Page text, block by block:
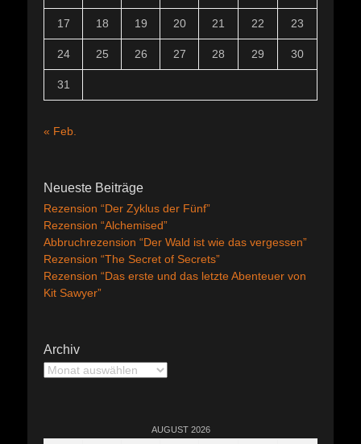
17 18 19 20 21 22 23
24 25 26 27 28 29 30
31
« Feb.
Neueste Beiträge
Rezension “Der Zyklus der Fünf”
Rezension “Alchemised”
Abbruchrezension “Der Wald ist wie das vergessen”
Rezension “The Secret of Secrets”
Rezension “Das erste und das letzte Abenteuer von
Kit Sawyer”
Archiv
Archiv
AUGUST 2026